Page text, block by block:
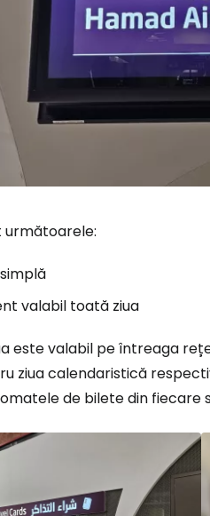
următoarele:
valabil toată ziua
este valabil pe întreaga
ziua calendaristică
de bilete din